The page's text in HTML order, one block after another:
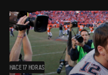
HACE 17 HORAS